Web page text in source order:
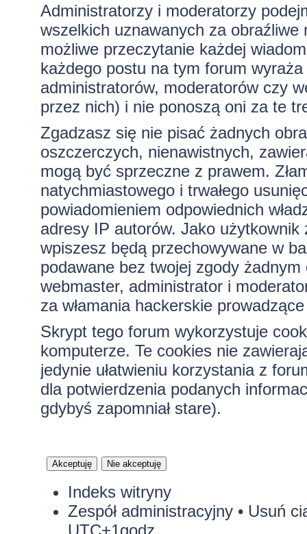
Administratorzy i moderatorzy
wszelkich uznawanych za obraźliwe
możliwe przeczytanie każdej
każdego postu na tym forum
administratorów, moderatorów czy
przez nich) i nie ponoszą oni za te
Zgadzasz się nie pisać żadnych
oszczerczych, nienawistnych,
mogą być sprzeczne z prawem.
natychmiastowego i trwałego
powiadomieniem odpowiednich
adresy IP autorów. Jako
wpiszesz będą przechowywane w
podawane bez twojej zgody
webmaster, administrator i
za włamania hackerskie
Skrypt tego forum wykorzystuje
komputerze. Te cookies nie
jedynie ułatwieniu korzystania z
dla potwierdzenia podanych
gdybyś zapomniał stare).
Indeks witryny
Zespół administracyjny• Usuń
UTC+1godz.